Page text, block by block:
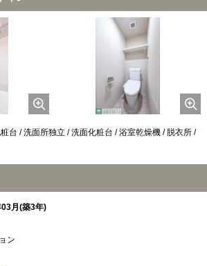
台 / 洗面所独立 / 洗面化粧台 / 浴室乾燥機 / 脱衣所 /
月(築3年)
ン